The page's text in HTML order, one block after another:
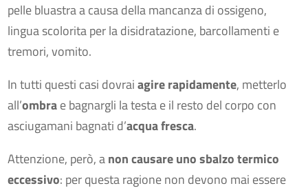
pelle bluastra a causa della mancanza di ossigeno,
lingua scolorita per la disidratazione, barcollamenti e
tremori, vomito.
In tutti questi casi dovraiagire rapidamente, metterlo
all’ombrae bagnargli la testa e il resto del corpo con
asciugamani bagnati d’acqua fresca.
Attenzione, però, anon causare uno sbalzo termico
eccessivo: per questa ragione non devono mai essere